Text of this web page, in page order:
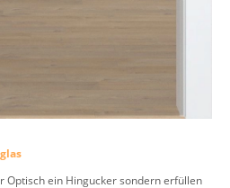
Optisch ein Hingucker sondern erfüllen